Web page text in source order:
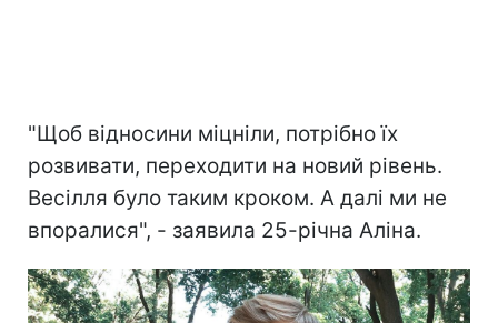
"Щоб відносини міцніли, потрібно їх
розвивати, переходити на новий рівень.
Весілля було таким кроком. А далі ми не
впоралися", - заявила 25-річна Аліна.